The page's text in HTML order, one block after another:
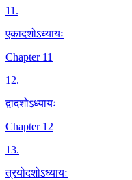
11.
एकादशोऽध्यायः
Chapter 11
12.
द्वादशोऽध्यायः
Chapter 12
13.
त्रयोदशोऽध्यायः